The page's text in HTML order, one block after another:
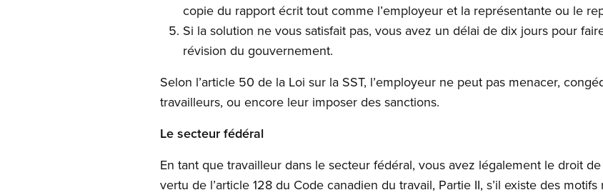
copie du rapport écrit tout comme l’employeur et la représentante ou le
Si la solution ne vous satisfait pas, vous avez un délai de dix jours pour
révision du gouvernement.
Selon l’article 50 de la Loi sur la SST, l’employeur ne peut pas menacer,
travailleurs, ou encore leur imposer des sanctions.
Le secteur fédéral
En tant que travailleur dans le secteur fédéral, vous avez légalement le droit
vertu de l’article 128 du Code canadien du travail, Partie II, s’il existe des